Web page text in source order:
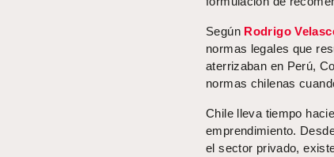
Según Rodrigo
normas legales que
aterrizaban en Perú,
normas chilenas
Chile lleva tiempo
emprendimiento.
el sector privado,